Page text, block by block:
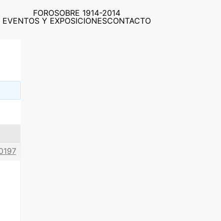
FOROSOBRE 1914-2014
EVENTOS Y EXPOSICIONESCONTACTO